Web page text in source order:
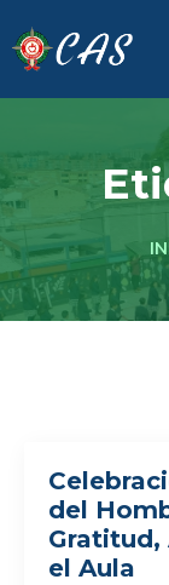
del
Gratitud,
el Aula